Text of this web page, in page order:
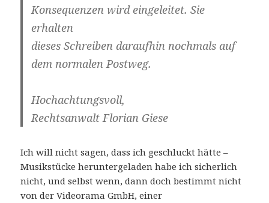
Konsequenzen wird eingeleitet. Sie
erhalten
dieses Schreiben daraufhin nochmals auf
dem normalen Postweg.
Hochachtungsvoll,
Rechtsanwalt Florian Giese
Ich will nicht sagen, dass ich geschluckt hätte –
Musikstücke heruntergeladen habe ich sicherlich
nicht, und selbst wenn, dann doch bestimmt nicht
von der Videorama GmbH, einer